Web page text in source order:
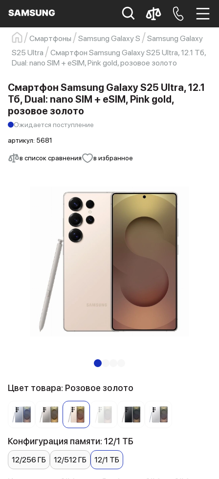
Samsung Смартфон s23
s23 ultra
Galaxy S22
s21
Смартфоны Samsung Galaxy S
Samsung Galaxy
S25 Ultra
Смартфон Samsung Galaxy S25 Ultra, 12.1 Тб,
Dual: nano SIM + eSIM, Pink gold, розовое золото
в список сравнения в избранное
Смартфон Samsung Galaxy S25 Ultra, 12.1
Тб, Dual: nano SIM + eSIM, Pink gold,
розовое золото
Ожидается поступление
артикул: 5681
Цвет товара: Розовое золото
Конфигурация памяти: 12/1 ТБ
12/256 ГБ 12/512 ГБ 12/1 ТБ